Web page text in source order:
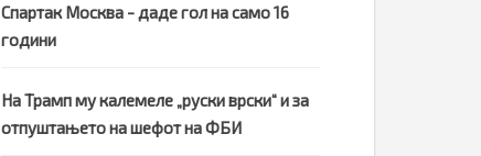
Спартак Москва - даде гол на само 16
години
На Трамп му калемеле „руски врски“ и за
отпуштањето на шефот на ФБИ